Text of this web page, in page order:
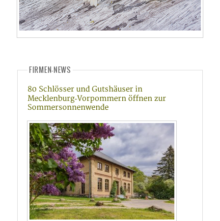
FIRMEN-NEWS
80 Schlösser und Gutshäuser in
Mecklenburg‑Vorpommern öffnen zur
Sommersonnenwende